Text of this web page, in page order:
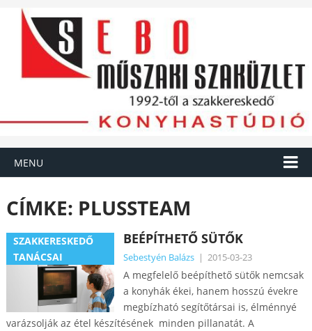
MENU
CÍMKE: PLUSSTEAM
SZAKKERESKEDŐ
TANÁCSAI
BEÉPÍTHETŐ SÜTŐK
Sebestyén Balázs | 2015-03-23
A megfelelő beépíthető sütők nemcsak
a konyhák ékei, hanem hosszú évekre
megbízható segítőtársai is, élménnyé
varázsolják az étel készítésének minden pillanatát. A